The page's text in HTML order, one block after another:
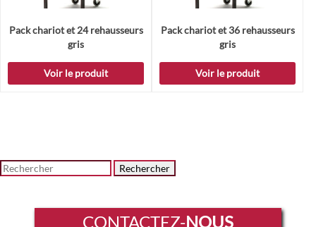
Pack chariot et 24 rehausseurs
gris
Voir le produit
Pack chariot et 36 rehausseurs
gris
Voir le produit
Rechercher
CONTACTEZ-NOUS